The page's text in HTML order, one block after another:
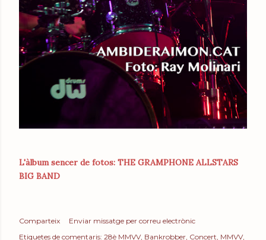
L'àlbum sencer de fotos: THE GRAMPHONE ALLSTARS
BIG BAND
Comparteix
Enviar missatge per correu electrònic
Etiquetes de comentaris: 28è MMVV Bankrobber Concert MMVV